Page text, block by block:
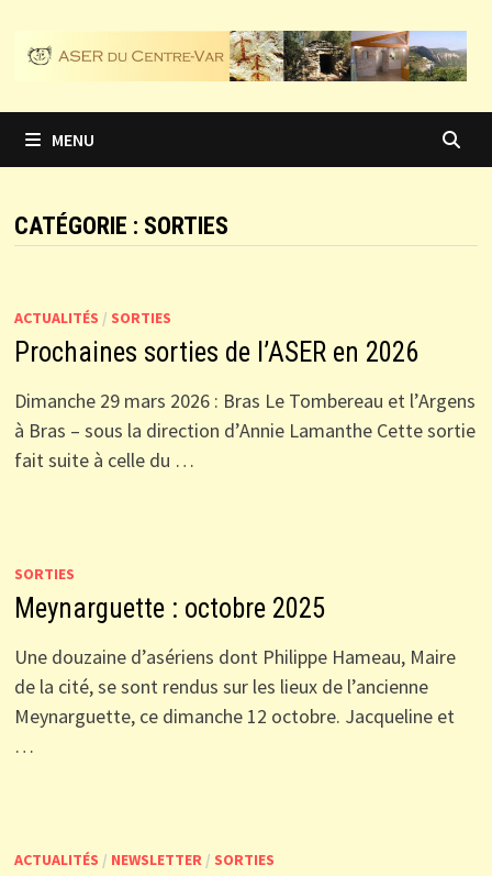
contenu
MENU
CATÉGORIE : SORTIES
ACTUALITÉS / SORTIES
Prochaines sorties de l’ASER en 2026
Dimanche 29 mars 2026 : Bras Le Tombereau et l’Argens
à Bras – sous la direction d’Annie Lamanthe Cette sortie
fait suite à celle du …
SORTIES
Meynarguette : octobre 2025
Une douzaine d’asériens dont Philippe Hameau, Maire
de la cité, se sont rendus sur les lieux de l’ancienne
Meynarguette, ce dimanche 12 octobre. Jacqueline et
…
ACTUALITÉS / NEWSLETTER/ SORTIES